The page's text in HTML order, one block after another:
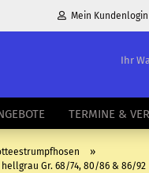
Mein Kundenlogin
Ihr
TERMINE &
»
Gr. 68/74, 80/86 & 86/92